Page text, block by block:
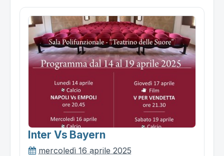
Inter Vs Bayern
mercoledì 16 aprile 2025